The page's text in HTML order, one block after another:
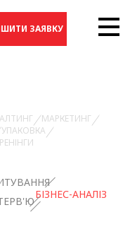
ЗАЯВКУ
МАРКЕТИНГ
УПАКОВКА
БІЗНЕС-АНАЛІЗ